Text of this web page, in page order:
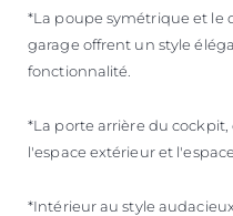
*La poupe symétrique et le
garage offrent un style
fonctionnalité.
*La porte arrière du
l'espace extérieur et
*Intérieur au style